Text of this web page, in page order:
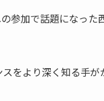
参加で話題になっ
をより深く知る手